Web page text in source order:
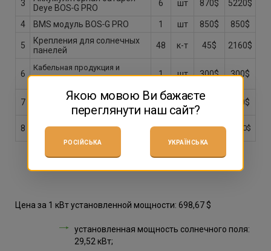
3
Deye BOS‑G PRO
6 шт 870$ 5220$
4 BMS модуль BOS‑G PRO 1 шт 850$ 850$
5
Крепления для солнечных
панелей
48 к-т 45$ 2160$
6
Кабельная продукция и
1 шт 300$ 300$
7
Комплект захисної
автоматики
1 к-т 350$ 350$
8
работы
1 к-т 3500$ 3500$
Цена за 1 кВт установленной мощности: 698,67 $
установленная мощность солнечного поля:
29,52 кВт;
Якою мовою Ви бажаєте
переглянути наш сайт?
РОСІЙСЬКА УКРАЇНСЬКА